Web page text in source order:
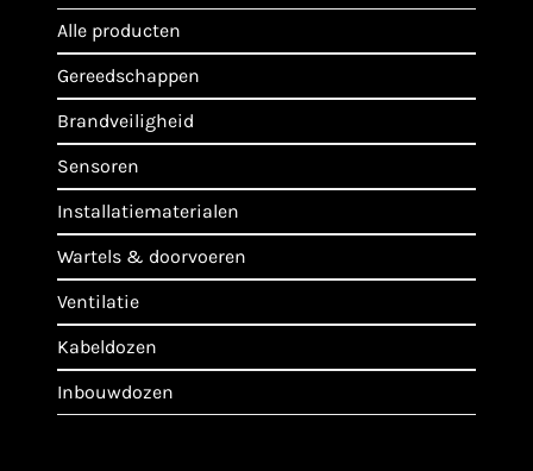
alle producten
gereedschappen
brandveiligheid
sensoren
installatiematerialen
wartels & doorvoeren
ventilatie
kabeldozen
inbouwdozen